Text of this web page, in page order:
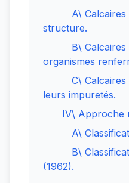
A\
structure.
B\
organismes
C\
leurs impuretés.
IV\ Approche
A\
B\
(1962).